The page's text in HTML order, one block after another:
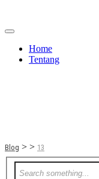
Home
Tentang
Blog > > 13